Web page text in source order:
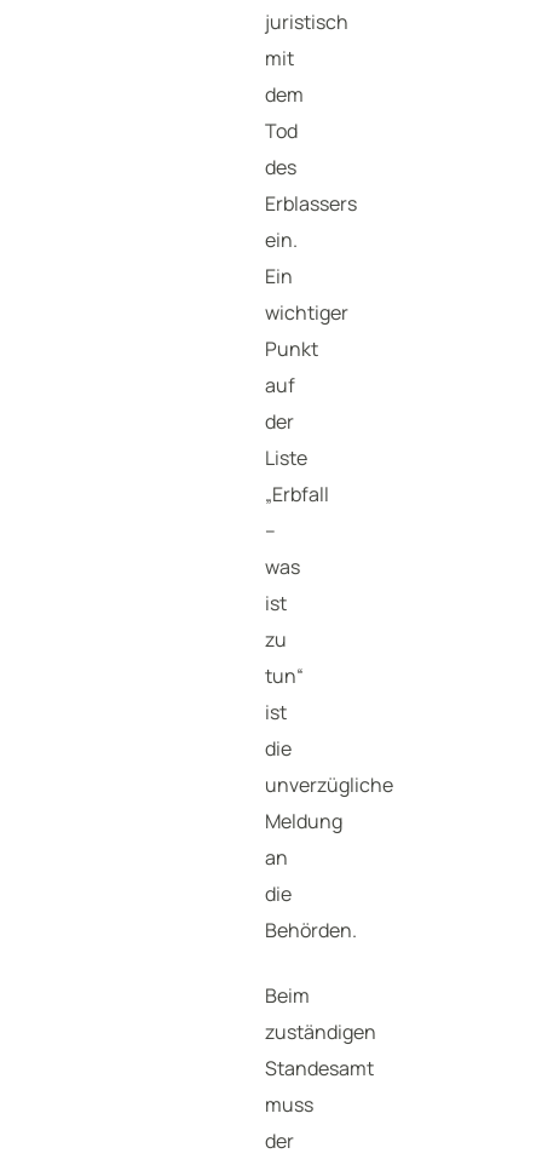
juristisch
mit
dem
Tod
des
Erblassers
ein.
Ein
wichtiger
Punkt
auf
der
Liste
„Erbfall
–
was
ist
zu
tun“
ist
die
unverzügliche
Meldung
an
die
Behörden.
Beim
zuständigen
Standesamt
muss
der